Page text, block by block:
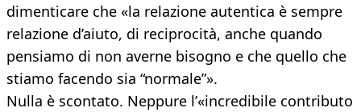
dimenticare che «la relazione autentica è sempre
relazione d’aiuto, di reciprocità, anche quando
pensiamo di non averne bisogno e che quello che
stiamo facendo sia “normale”».
Nulla è scontato. Neppure l’«incredibile contributo